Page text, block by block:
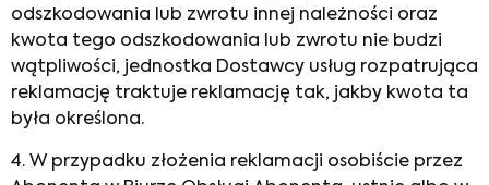
odszkodowania lub zwrotu innej należności oraz
kwota tego odszkodowania lub zwrotu nie budzi
wątpliwości, jednostka Dostawcy usług rozpatrująca
reklamację traktuje reklamację tak, jakby kwota ta
była określona.
4. W przypadku złożenia reklamacji osobiście przez